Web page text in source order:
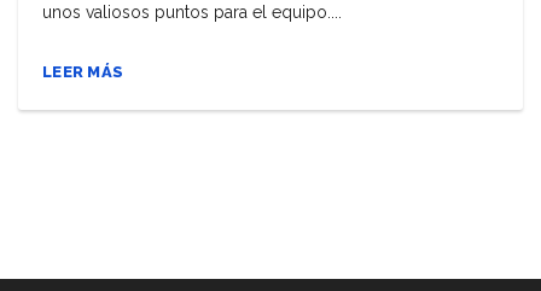
unos valiosos puntos para el equipo....
LEER MÁS